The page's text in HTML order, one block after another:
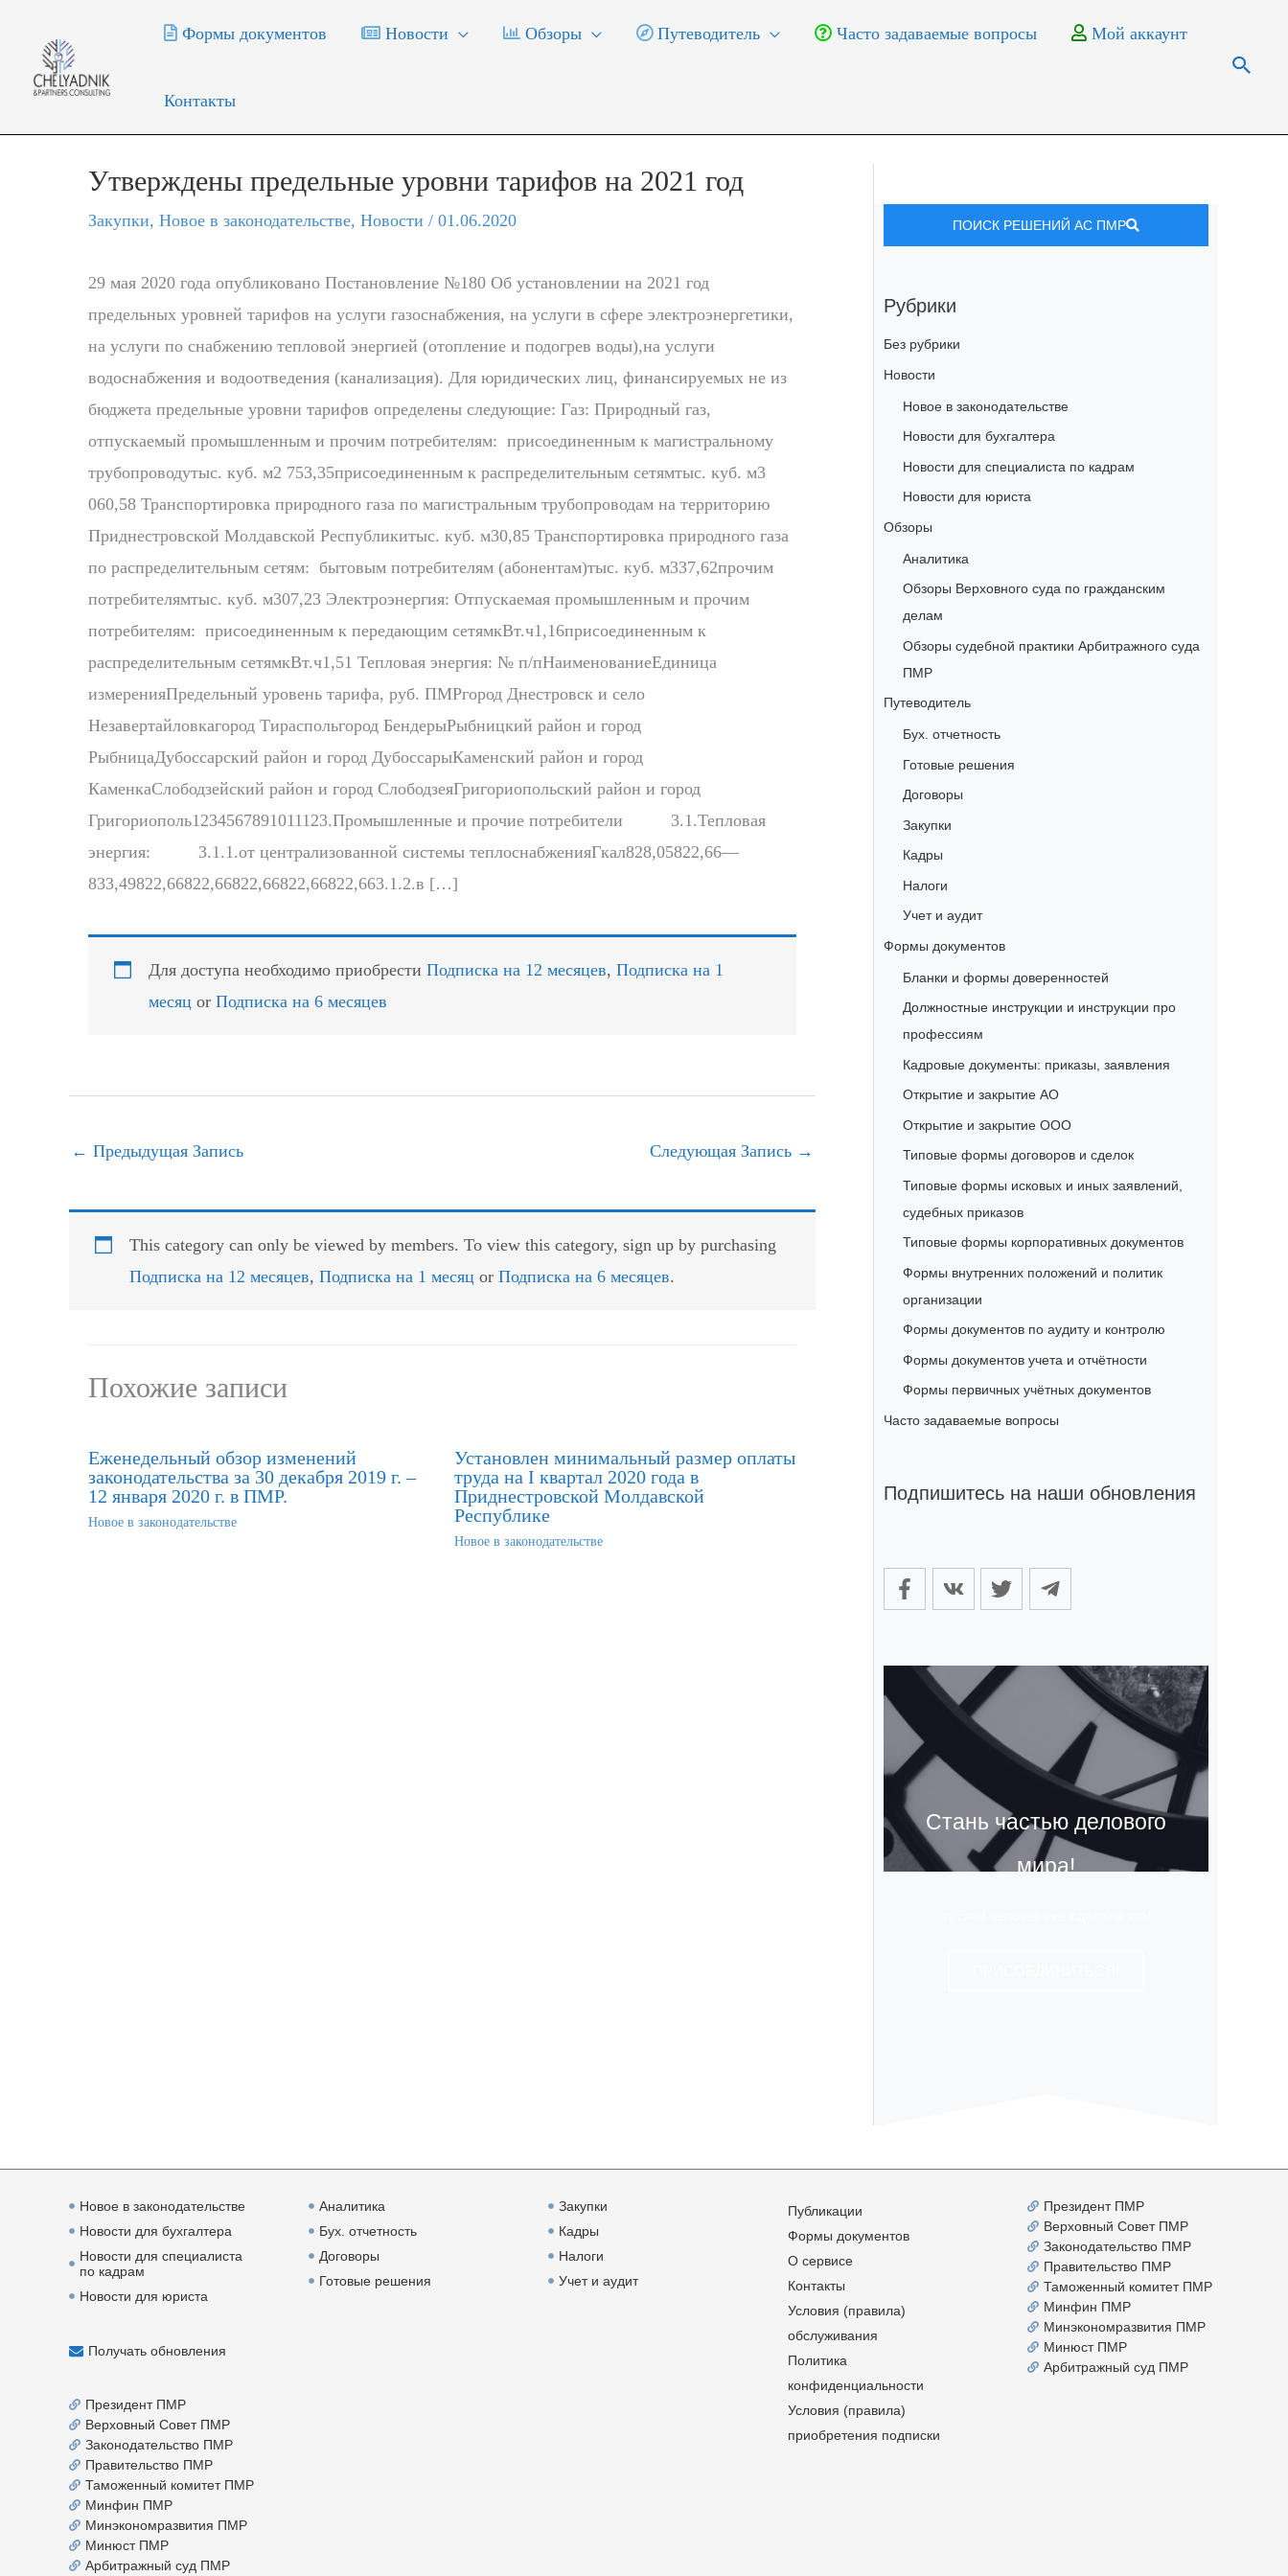
содержимому
Формы документов Новости Обзоры Путеводитель Часто задаваемые вопросы Мой аккаунт
Контакты
Утверждены предельные уровни тарифов на 2021 год
Закупки, Новое в законодательстве, Новости / 01.06.2020
29 мая 2020 года опубликовано Постановление №180 Об установлении на 2021 год
предельных уровней тарифов на услуги газоснабжения, на услуги в сфере электроэнергетики,
на услуги по снабжению тепловой энергией (отопление и подогрев воды),на услуги
водоснабжения и водоотведения (канализация). Для юридических лиц, финансируемых не из
бюджета предельные уровни тарифов определены следующие: Газ: Природный газ,
отпускаемый промышленным и прочим потребителям: присоединенным к магистральному
трубопроводутыс. куб. м2 753,35присоединенным к распределительным сетямтыс. куб. м3
060,58 Транспортировка природного газа по магистральным трубопроводам на территорию
Приднестровской Молдавской Республикитыс. куб. м30,85 Транспортировка природного газа
по распределительным сетям: бытовым потребителям (абонентам)тыс. куб. м337,62прочим
потребителямтыс. куб. м307,23 Электроэнергия: Отпускаемая промышленным и прочим
потребителям: присоединенным к передающим сетямкВт.ч1,16присоединенным к
распределительным сетямкВт.ч1,51 Тепловая энергия: № п/пНаименованиеЕдиница
измеренияПредельный уровень тарифа, руб. ПМРгород Днестровск и село
Незавертайловкагород Тираспольгород БендерыРыбницкий район и город
РыбницаДубоссарский район и город ДубоссарыКаменский район и город
КаменкаСлободзейский район и город СлободзеяГригориопольский район и город
Григориополь1234567891011123.Промышленные и прочие потребители 3.1.Тепловая
энергия: 3.1.1.от централизованной системы теплоснабженияГкал828,05822,66—
833,49822,66822,66822,66822,66822,663.1.2.в […]
Для доступа необходимо приобрести Подписка на 12 месяцев, Подписка на 1
месяц or Подписка на 6 месяцев
← Предыдущая Запись Следующая Запись →
This category can only be viewed by members. To view this category, sign up by purchasing
Подписка на 12 месяцев, Подписка на 1 месяц or Подписка на 6 месяцев.
Похожие записи
Еженедельный обзор изменений
законодательства за 30 декабря 2019 г. –
12 января 2020 г. в ПМР.
Новое в законодательстве
Установлен минимальный размер оплаты
труда на I квартал 2020 года в
Приднестровской Молдавской
Республике
Новое в законодательстве
ПОИСК РЕШЕНИЙ АС ПМР
Рубрики
Без рубрики
Новости
Новое в законодательстве
Новости для бухгалтера
Новости для специалиста по кадрам
Новости для юриста
Обзоры
Аналитика
Обзоры Верховного суда по гражданским
делам
Обзоры судебной практики Арбитражного суда
ПМР
Путеводитель
Бух. отчетность
Готовые решения
Договоры
Закупки
Кадры
Налоги
Учет и аудит
Формы документов
Бланки и формы доверенностей
Должностные инструкции и инструкции про
профессиям
Кадровые документы: приказы, заявления
Открытие и закрытие АО
Открытие и закрытие ООО
Типовые формы договоров и сделок
Типовые формы исковых и иных заявлений,
судебных приказов
Типовые формы корпоративных документов
Формы внутренних положений и политик
организации
Формы документов по аудиту и контролю
Формы документов учета и отчётности
Формы первичных учётных документов
Часто задаваемые вопросы
Подпишитесь на наши обновления
Стань частью делового
мира!
Новое в законодательстве
Новости для бухгалтера
Новости для специалиста
по кадрам
Новости для юриста
Получать обновления
Президент ПМР
Верховный Совет ПМР
Законодательство ПМР
Правительство ПМР
Таможенный комитет ПМР
Минфин ПМР
Минэкономразвития ПМР
Минюст ПМР
Арбитражный суд ПМР
Аналитика
Бух. отчетность
Договоры
Готовые решения
Закупки
Кадры
Налоги
Учет и аудит
Публикации
Формы документов
О сервисе
Контакты
Условия (правила)
обслуживания
Политика
конфиденциальности
Условия (правила)
приобретения подписки
Президент ПМР
Верховный Совет ПМР
Законодательство ПМР
Правительство ПМР
Таможенный комитет ПМР
Минфин ПМР
Минэкономразвития ПМР
Минюст ПМР
Арбитражный суд ПМР